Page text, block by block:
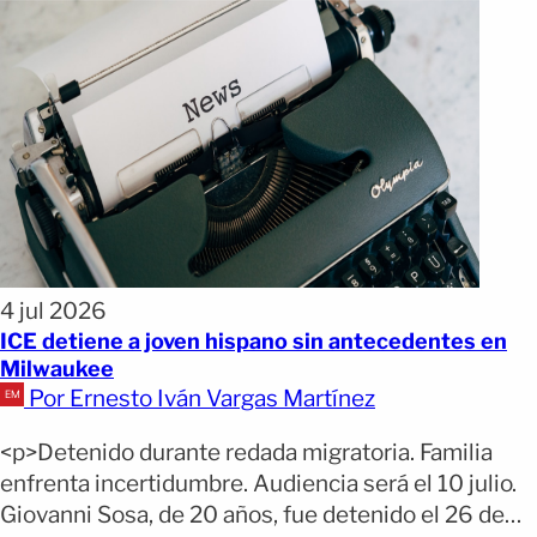
4 jul 2026
ICE detiene a joven hispano sin antecedentes en
Milwaukee
Por Ernesto Iván Vargas Martínez
<p>Detenido durante redada migratoria. Familia
enfrenta incertidumbre. Audiencia será el 10 julio.
Giovanni Sosa, de 20 años, fue detenido el 26 de